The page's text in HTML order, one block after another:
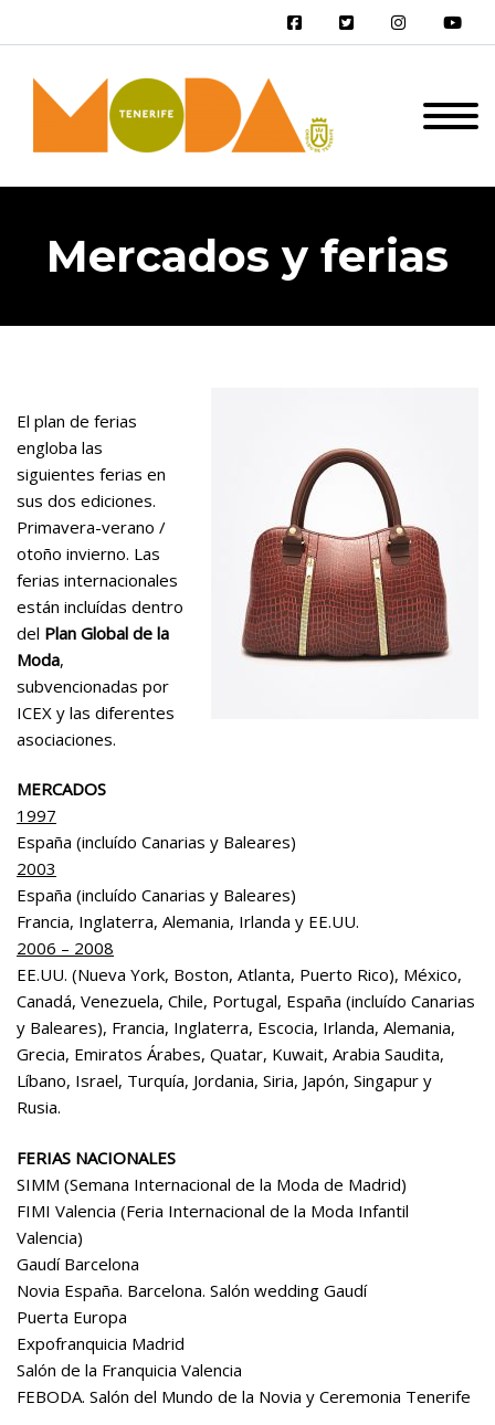
Mercados y ferias
El plan de ferias
engloba las
siguientes ferias en
sus dos ediciones.
Primavera-verano /
otoño invierno. Las
ferias internacionales
están incluídas dentro
del Plan Global de la
Moda,
subvencionadas por
ICEX y las diferentes
asociaciones.
MERCADOS
1997
España (incluído Canarias y Baleares)
2003
España (incluído Canarias y Baleares)
Francia, Inglaterra, Alemania, Irlanda y EE.UU.
2006 – 2008
EE.UU. (Nueva York, Boston, Atlanta, Puerto Rico), México,
Canadá, Venezuela, Chile, Portugal, España (incluído Canarias
y Baleares), Francia, Inglaterra, Escocia, Irlanda, Alemania,
Grecia, Emiratos Árabes, Quatar, Kuwait, Arabia Saudita,
Líbano, Israel, Turquía, Jordania, Siria, Japón, Singapur y
Rusia.
FERIAS NACIONALES
SIMM (Semana Internacional de la Moda de Madrid)
FIMI Valencia (Feria Internacional de la Moda Infantil
Valencia)
Gaudí Barcelona
Novia España. Barcelona. Salón wedding Gaudí
Puerta Europa
Expofranquicia Madrid
Salón de la Franquicia Valencia
FEBODA. Salón del Mundo de la Novia y Ceremonia Tenerife